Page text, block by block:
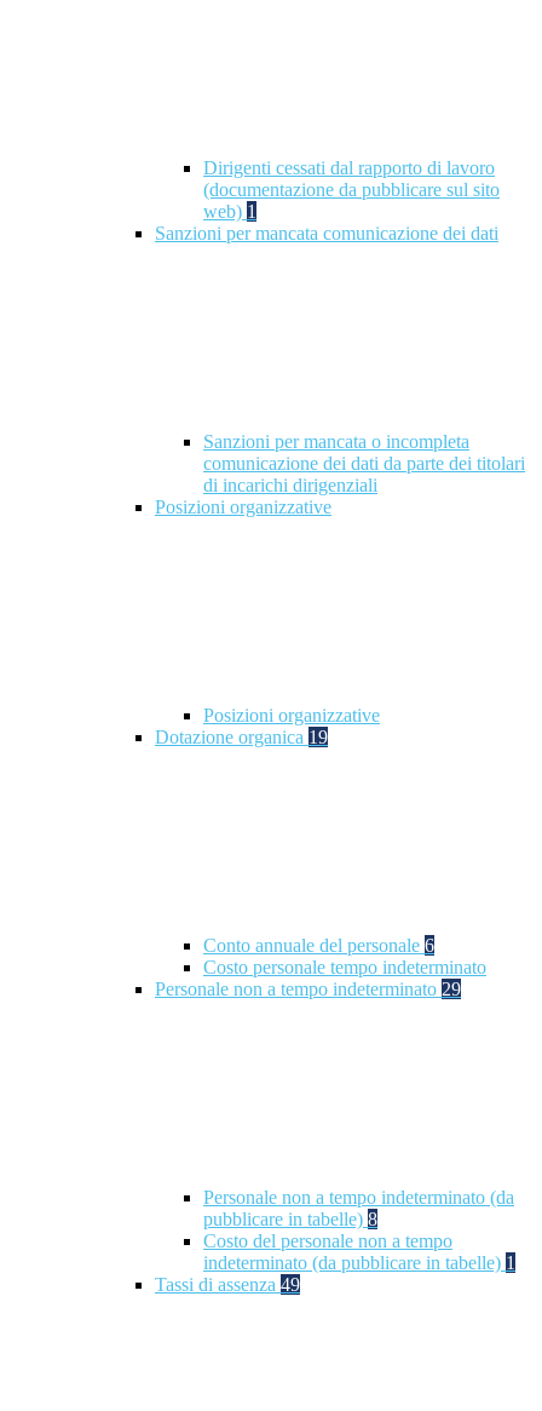
Dirigenti cessati dal rapporto di lavoro
(documentazione da pubblicare sul sito
web) 1
Sanzioni per mancata comunicazione dei dati
Sanzioni per mancata o incompleta
comunicazione dei dati da parte dei titolari
di incarichi dirigenziali
Posizioni organizzative
Posizioni organizzative
Dotazione organica 19
Conto annuale del personale 6
Costo personale tempo indeterminato
Personale non a tempo indeterminato 29
Personale non a tempo indeterminato (da
pubblicare in tabelle) 8
Costo del personale non a tempo
indeterminato (da pubblicare in tabelle) 1
Tassi di assenza 49